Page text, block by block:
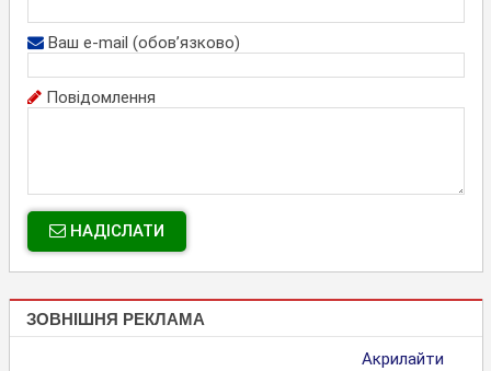
Ваш e-mail (обов’язково)
Повідомлення
НАДІСЛАТИ
ЗОВНІШНЯ РЕКЛАМА
Акрилайти